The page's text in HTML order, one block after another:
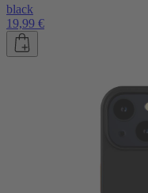
black
19,99 €